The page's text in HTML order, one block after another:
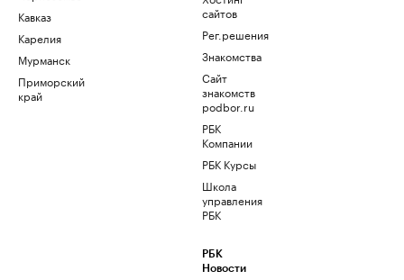
Кавказ
Карелия
Мурманск
Приморский
край
сайтов
Рег.решения
Знакомства
Сайт
знакомств
podbor.ru
РБК
Компании
РБК Курсы
Школа
управления
РБК
РБК
Новости